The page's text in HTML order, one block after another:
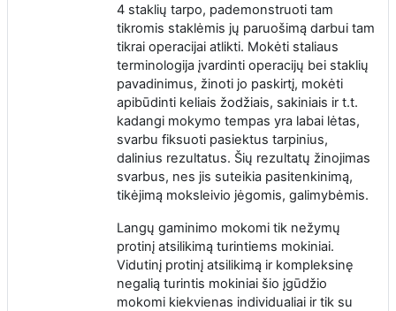
4 staklių tarpo, pademonstruoti tam
tikromis staklėmis jų paruošimą darbui tam
tikrai operacijai atlikti. Mokėti staliaus
terminologija įvardinti operacijų bei staklių
pavadinimus, žinoti jo paskirtį, mokėti
apibūdinti keliais žodžiais, sakiniais ir t.t.
kadangi mokymo tempas yra labai lėtas,
svarbu fiksuoti pasiektus tarpinius,
dalinius rezultatus. Šių rezultatų žinojimas
svarbus, nes jis suteikia pasitenkinimą,
tikėjimą moksleivio jėgomis, galimybėmis.
Langų gaminimo mokomi tik nežymų
protinį atsilikimą turintiems mokiniai.
Vidutinį protinį atsilikimą ir kompleksinę
negalią turintis mokiniai šio įgūdžio
mokomi kiekvienas individualiai ir tik su